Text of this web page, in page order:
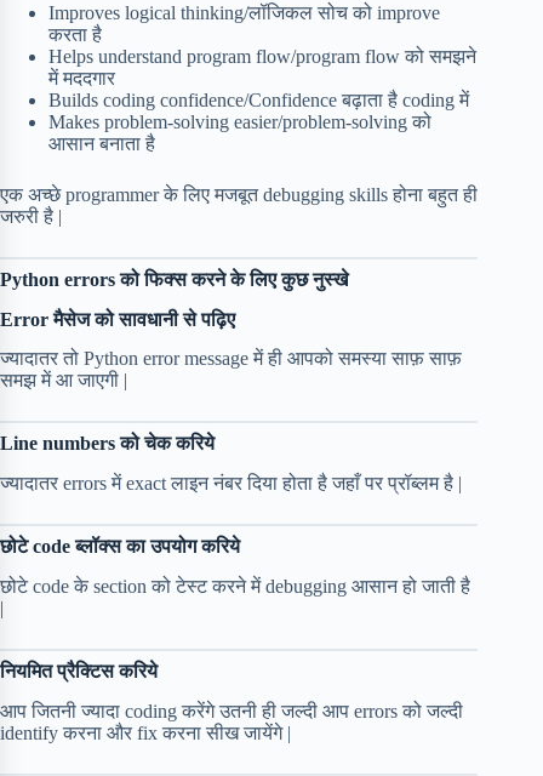
Improves logical thinking/लॉजिकल सोच को improve
करता है
Helps understand program flow/program flow को समझने
में मददगार
Builds coding confidence/Confidence बढ़ाता है coding में
Makes problem-solving easier/problem-solving को
आसान बनाता है
एक अच्छे programmer के लिए मजबूत debugging skills होना बहुत ही
जरुरी है |
Python errors को फिक्स करने के लिए कुछ नुस्खे
Error मैसेज को सावधानी से पढ़िए
ज्यादातर तो Python error message में ही आपको समस्या साफ़ साफ़
समझ में आ जाएगी |
Line numbers को चेक करिये
ज्यादातर errors में exact लाइन नंबर दिया होता है जहाँ पर प्रॉब्लम है |
छोटे code ब्लॉक्स का उपयोग करिये
छोटे code के section को टेस्ट करने में debugging आसान हो जाती है
|
नियमित प्रैक्टिस करिये
आप जितनी ज्यादा coding करेंगे उतनी ही जल्दी आप errors को जल्दी
identify करना और fix करना सीख जायेंगे |